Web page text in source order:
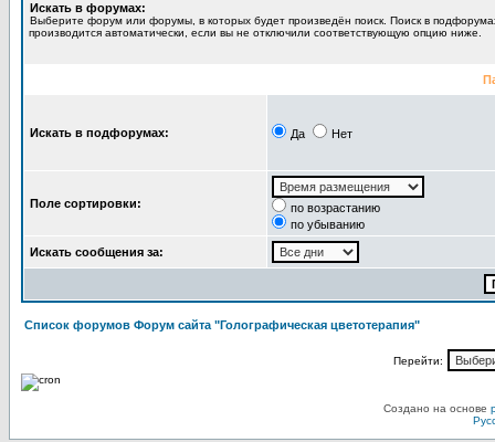
Искать в форумах:
Выберите форум или форумы, в которых будет произведён поиск. Поиск в
производится автоматически, если вы не отключили соответствующую опцию ниже.
Искать в подфорумах: Да Нет
Поле сортировки:
по возрастанию
по убыванию
Искать сообщения за:
Список форумов Форум сайта "Голографическая цветотерапия"
Перейти:
Создано на основе